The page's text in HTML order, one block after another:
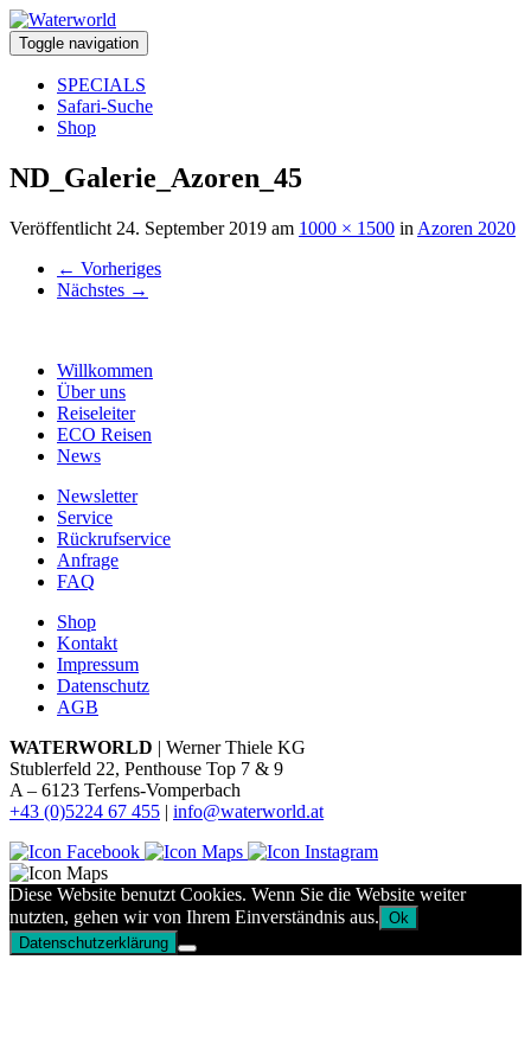
Toggle navigation
SPECIALS
Safari-Suche
Shop
ND_Galerie_Azoren_45
Veröffentlicht 24. September 2019 am 1000 × 1500 in Azoren 2020
← Vorheriges
Nächstes →
Willkommen
Über uns
Reiseleiter
ECO Reisen
News
Newsletter
Service
Rückrufservice
Anfrage
FAQ
Shop
Kontakt
Impressum
Datenschutz
AGB
WATERWORLD | Werner Thiele KG
Stublerfeld 22, Penthouse Top 7 & 9
A – 6123 Terfens-Vomperbach
+43 (0)5224 67 455 | info@waterworld.at
Diese Website benutzt Cookies. Wenn Sie die Website weiter
nutzten, gehen wir von Ihrem Einverständnis aus. Ok
Datenschutzerklärung